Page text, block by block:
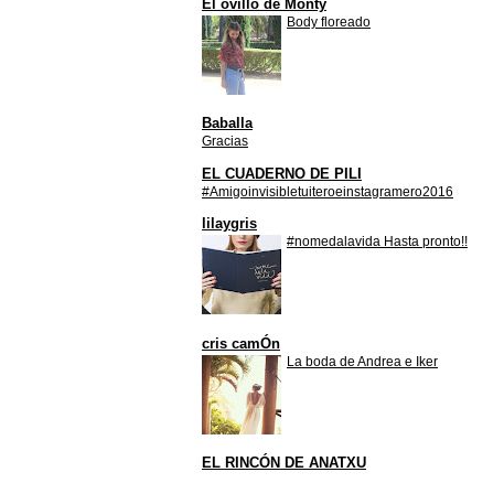
El ovillo de Monty
Body floreado
Baballa
Gracias
EL CUADERNO DE PILI
#Amigoinvisibletuiteroeinstagramero2016
lilaygris
#nomedalavida Hasta pronto!!
cris camÓn
La boda de Andrea e Iker
EL RINCÓN DE ANATXU